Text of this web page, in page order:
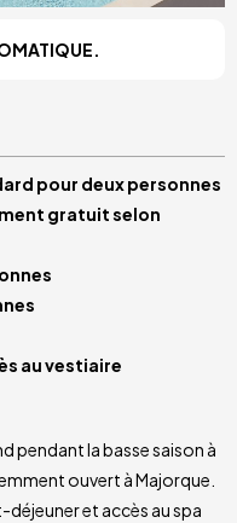
pour deux personnes
gratuit selon
au vestiaire
pendant la basse saison à
ouvert à Majorque.
et accès au spa